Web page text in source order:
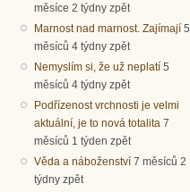
měsíce 2 týdny zpět
Marnost nad marnost. Zajímají 5
měsíců 4 týdny zpět
Nemyslím si, že už neplatí 5
měsíců 4 týdny zpět
Podřízenost vrchnosti je velmi
aktuální, je to nová totalita 7
měsíců 1 týden zpět
Věda a náboženství 7 měsíců 2
týdny zpět